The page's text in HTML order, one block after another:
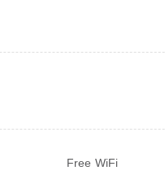
Free WiFi